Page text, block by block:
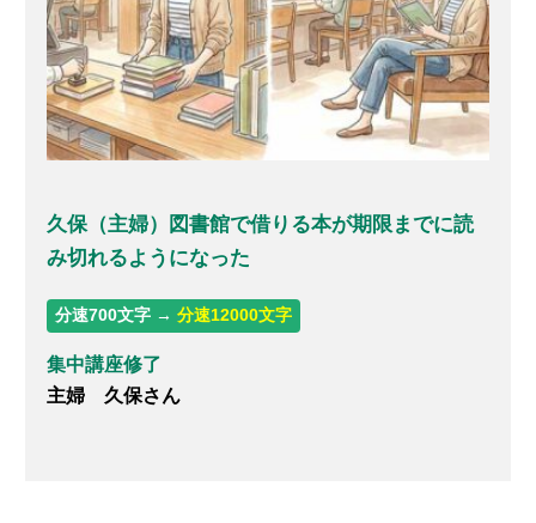
久保（主婦）図書館で借りる本が期限までに読
み切れるようになった
分速700文字 →分速12000文字
集中講座修了
主婦 久保さん